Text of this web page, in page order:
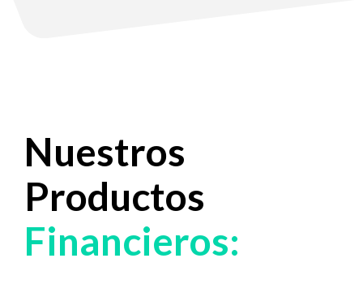
Nuestros
Productos
Financieros: